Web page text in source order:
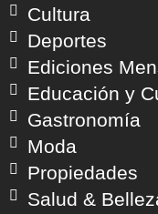
Cultura
Deportes
Ediciones
Educación y
Gastronomía
Moda
Propiedades
Salud &